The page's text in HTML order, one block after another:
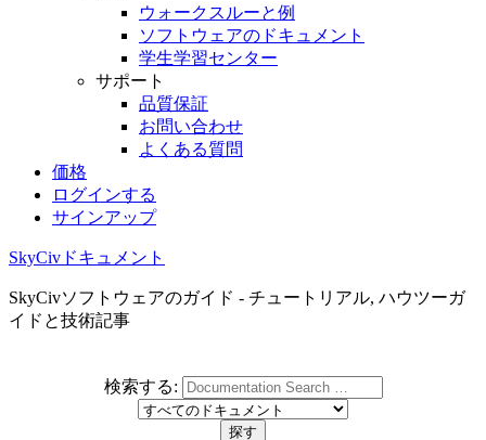
ウォークスルーと例
ソフトウェアのドキュメント
学生学習センター
サポート
品質保証
お問い合わせ
よくある質問
価格
ログインする
サインアップ
SkyCivドキュメント
SkyCivソフトウェアのガイド - チュートリアル, ハウツーガ
イドと技術記事
検索する: